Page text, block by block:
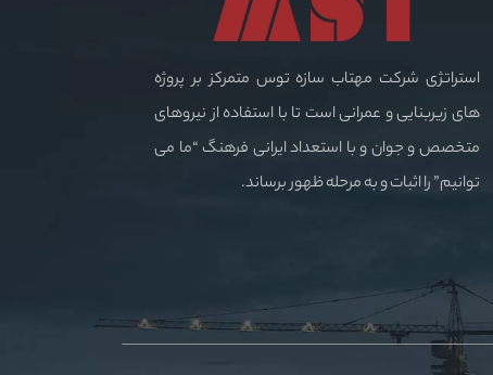
استراتژی شرکت مهتاب سازه توس متمرکز بر پروژه
های زیربنایی و عمرانی است تا با استفاده از نیروهای
متخصص و جوان و با استعداد ایرانی فرهنگ “ما می
توانیم” را اثبات و به مرحله ظهور برساند.